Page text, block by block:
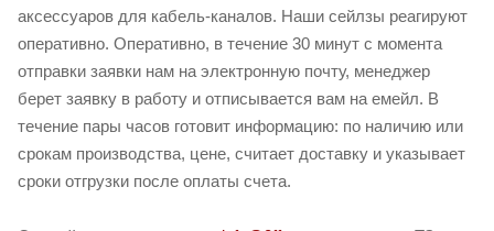
аксессуаров для кабель-каналов. Наши сейлзы реагируют
оперативно. Оперативно, в течение 30 минут с момента
отправки заявки нам на электронную почту, менеджер
берет заявку в работу и отписывается вам на емейл. В
течение пары часов готовит информацию: по наличию или
срокам производства, цене, считает доставку и указывает
сроки отгрузки после оплаты счета.